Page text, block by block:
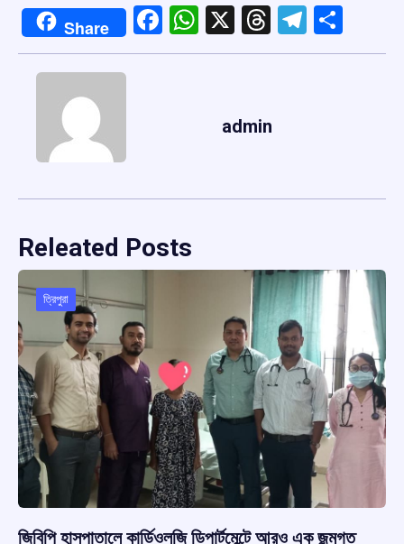
Share Facebook
WhatsApp
X Threads
admin
Releated Posts
ত্রিপুরা
জিবিপি হাসপাতালে কার্ডিওলজি ডিপার্টমেন্টে আরও এক জন্মগত